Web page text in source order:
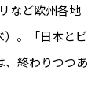
など欧州各地
）。「日本とビ
、終わりつつあ